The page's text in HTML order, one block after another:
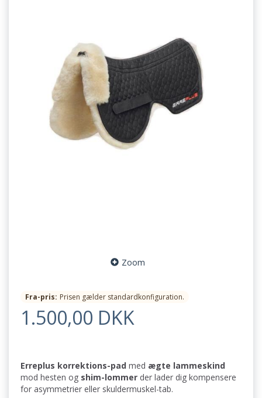
Zoom
1.500,00 DKK
Fra-pris: Prisen gælder standardkonfiguration.
Erreplus korrektions-pad med ægte lammeskind
mod hesten og shim-lommer der lader dig kompensere
for asymmetrier eller skuldermuskel-tab.